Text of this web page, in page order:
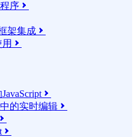
序 
架集成 


的实时编辑 

